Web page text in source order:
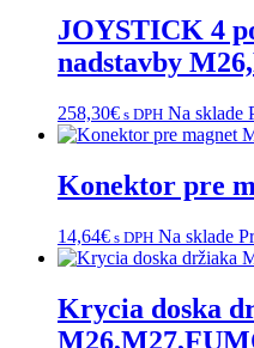
JOYSTICK 4
nadstavby
258,30€ s DPH Na sklade
Konektor pre
14,64€ s DPH Na sklade
Krycia doska